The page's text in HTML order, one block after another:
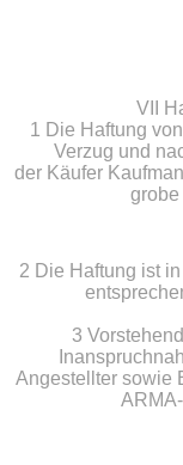
VII
1 Die Haftung
Verzug und
der Käufer
2 Die Haftung ist
3
Angestellter sowie